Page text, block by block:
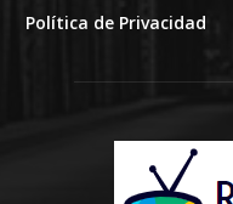
Política de Privacidad